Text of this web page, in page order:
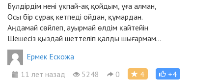
Бүлдірдім нені ұқпай-ақ қойдым, ұға алман,
Осы бір сұрақ кетпеді ойдан, құмардан.
Аңдамай сөйлеп, ауырмай өлдім қайтейін
Шешесіз қыздай шеттеліп қалды шығармам...
Ермек Ескожа
11 лет назад
5248 0 4 +4